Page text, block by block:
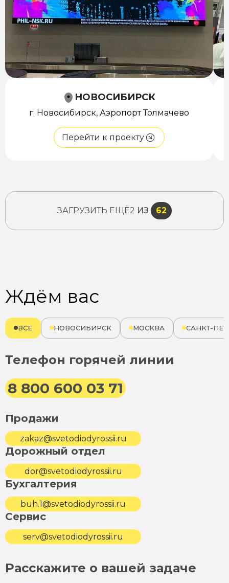
НОВОСИБИРСК
г. Новосибирск, Аэропорт Толмачево
Перейти к проекту
ЗАГРУЗИТЬ ЕЩЁ2 ИЗ 62
Ждём вас
ВСЕ НОВОСИБИРСК МОСКВА САНКТ-
Телефон горячей линии
8 800 600 03 71
Продажи
zakaz@svetodiodyrossii.ru
Дорожный отдел
dor@svetodiodyrossii.ru
Бухгалтерия
buh.1@svetodiodyrossii.ru
Сервис
serv@svetodiodyrossii.ru
Расскажите о вашей задаче